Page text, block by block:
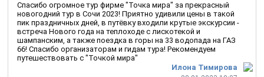
Илона Тимирова
Спасибо огромное тур фирме "Точка мира" за прекрасный
новогодний тур в Сочи 2023! Приятно удивили цены в такой
пик праздничных дней, в путёвку входили крутые экскурсии -
встреча Нового года на теплоходе с лискотекой и
шампанским, а также поездка в горы на 33 водопада на ГАЗ
66! Спасибо организаторам и гидам тура! Рекомендуем
путешествовать с "Точкой мира"